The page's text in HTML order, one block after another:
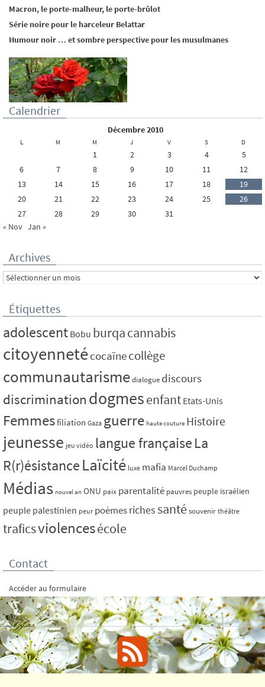
Macron, le porte-malheur, le porte-brûlot
Série noire pour le harceleur Belattar
Humour noir … et sombre perspective pour les musulmanes
Calendrier
décembre 2010
L M M J V S D
1 2 3 4
5
6
7 8 9 10 11
12
13
14 15 16 17 18
19
20
21 22 23 24 25
26
27
28 29 30
31
« Nov Jan »
Archives
Archives
Étiquettes
adolescent Bobu burqacannabis
citoyennetécocaïnecollège
communautarismedialogue discours
discrimination dogmesenfant Etats-Unis
Femmesfiliation Gaza guerre haute couture Histoire
jeunesse jeu vidéo langue française La
R(r)ésistanceLaïcité luxe mafia Marcel Duchamp
Médias nouvel an ONU paix parentalité pauvres peuple israélien
peuple palestinien peur poèmesriches santé souvenir théâtre
traficsviolencesécole
Contact
Accéder au formulaire
RSS